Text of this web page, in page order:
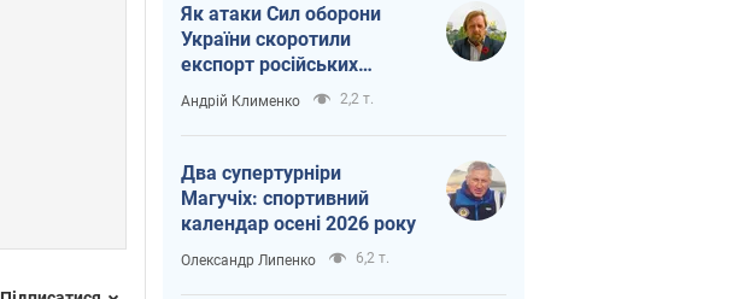
Як атаки Сил оборони
України скоротили
експорт російських
нафтопродуктів
Андрій Клименко 2,2 т.
Два супертурніри
Магучіх: спортивний
календар осені 2026 року
Олександр Липенко 6,2 т.